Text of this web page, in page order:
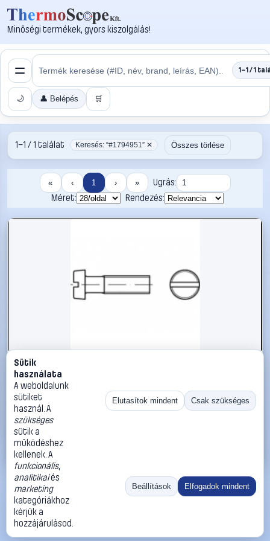
Minőségi termékek, gyors kiszolgálás!
1–1 / 1
🌙 👤 Belépés 🛒
1–1 / 1 találat Keresés: “#1794951” ✕ Összes törlése
« ‹ 1 › »
Ugrás:
Méret:
Rendezés:
#1794951
TOOLCRAFT TO-5384853 hengeres fejű csavar M5 18 mm
egyeneshornyú ISO 1207 1000 db
TOOLCRAFT Metrikus csavarok
18 990 Ft
Kosárba
«
Ugrás:
Méret:
Rendezés:
©2026
ThermoScope
ÁSZF
Cégbemutató
Sütik
használata
A weboldalunk
sütiket
használ. A
szükséges
sütik a
működéshez
kellenek. A
funkcionális,
analitikaiés
marketing
kategóriákhoz
kérjük a
hozzájárulásod.
Elutasítok mindent Csak szükséges
Beállítások Elfogadok mindent